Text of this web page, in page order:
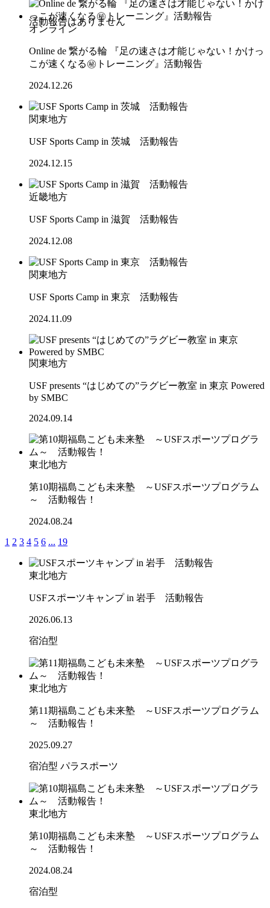
オンライン
Online de 繋がる輪 『足の速さは才能じゃない！かけっ
こが速くなる㊙トレーニング』活動報告
2024.12.26
関東地方
USF Sports Camp in 茨城 活動報告
2024.12.15
近畿地方
USF Sports Camp in 滋賀 活動報告
2024.12.08
関東地方
USF Sports Camp in 東京 活動報告
2024.11.09
関東地方
USF presents “はじめての”ラグビー教室 in 東京 Powered
by SMBC
2024.09.14
東北地方
第10期福島こども未来塾 ～USFスポーツプログラム
～ 活動報告！
2024.08.24
1 2 3 4 5 6 ... 19
東北地方
USFスポーツキャンプ in 岩手 活動報告
2026.06.13
宿泊型
東北地方
第11期福島こども未来塾 ～USFスポーツプログラム
～ 活動報告！
2025.09.27
宿泊型 パラスポーツ
東北地方
第10期福島こども未来塾 ～USFスポーツプログラム
～ 活動報告！
2024.08.24
宿泊型